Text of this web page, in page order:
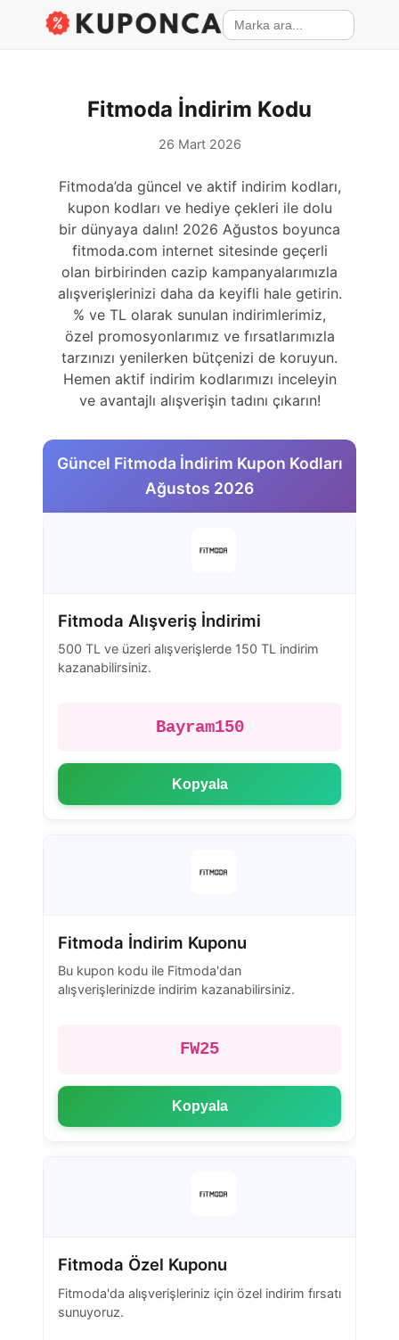
Fitmoda İndirim Kodu
26 Mart 2026
Fitmoda’da güncel ve aktif indirim kodları,
kupon kodları ve hediye çekleri ile dolu
bir dünyaya dalın! 2026 Ağustos boyunca
fitmoda.com internet sitesinde geçerli
olan birbirinden cazip kampanyalarımızla
alışverişlerinizi daha da keyifli hale getirin.
% ve TL olarak sunulan indirimlerimiz,
özel promosyonlarımız ve fırsatlarımızla
tarzınızı yenilerken bütçenizi de koruyun.
Hemen aktif indirim kodlarımızı inceleyin
ve avantajlı alışverişin tadını çıkarın!
Güncel Fitmoda İndirim Kupon Kodları
Ağustos 2026
Fitmoda Alışveriş İndirimi
500 TL ve üzeri alışverişlerde 150 TL indirim
kazanabilirsiniz.
Bayram150
Kopyala
Fitmoda İndirim Kuponu
Bu kupon kodu ile Fitmoda'dan
alışverişlerinizde indirim kazanabilirsiniz.
FW25
Kopyala
Fitmoda Özel Kuponu
Fitmoda'da alışverişleriniz için özel indirim fırsatı
sunuyoruz.